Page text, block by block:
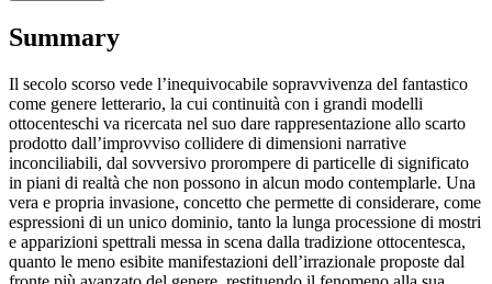
Summary
Il secolo scorso vede l’inequivocabile sopravvivenza del fantastico
come genere letterario, la cui continuità con i grandi modelli
ottocenteschi va ricercata nel suo dare rappresentazione allo scarto
prodotto dall’improvviso collidere di dimensioni narrative
inconciliabili, dal sovversivo prorompere di particelle di significato
in piani di realtà che non possono in alcun modo contemplarle. Una
vera e propria invasione, concetto che permette di considerare, come
espressioni di un unico dominio, tanto la lunga processione di mostri
e apparizioni spettrali messa in scena dalla tradizione ottocentesca,
quanto le meno esibite manifestazioni dell’irrazionale proposte dal